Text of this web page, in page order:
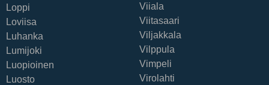
Loppi
Loviisa
Luhanka
Lumijoki
Luopioinen
Luosto
Viiala
Viitasaari
Viljakkala
Vilppula
Vimpeli
Virolahti